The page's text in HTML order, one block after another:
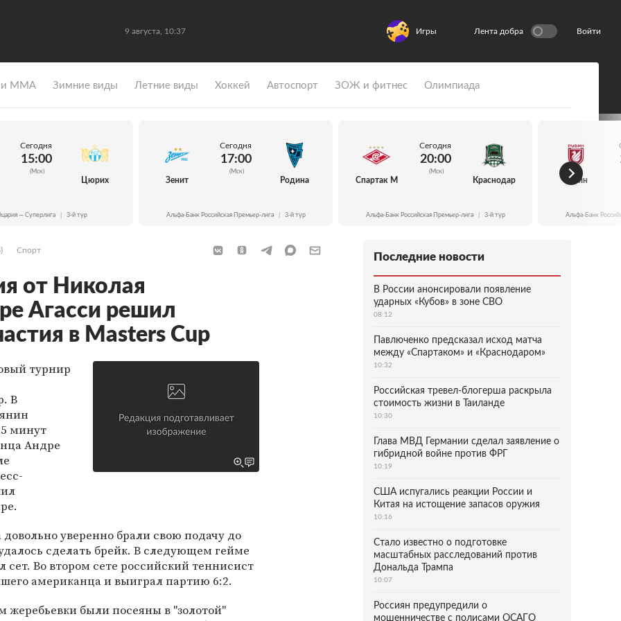
9 августа, 10:37 Игры Лента добра Войти
и ММА Зимние виды Летние виды Хоккей Автоспорт ЗОЖ и фитнес Олимпиада
Сегодня
15:00
(Мск)
Цюрих
— Суперлига 3-й тур
Зенит
Сегодня
17:00
(Мск)
Родина
Альфа-Банк Российская Премьер-лига 3-й тур
Спартак М
Сегодня
20:00
(Мск)
Краснодар
Альфа-Банк Российская Премьер-лига 3-й тур
Рубин
Альфа-Банк
Спорт
от Николая
Агасси решил
в Masters Cup
турнир
В
минут
Андре
уверенно брали свою подачу до
сделать брейк. В следующем гейме
сет. Во втором сете российский теннисист
американца и выиграл партию 6:2.
жеребьевки были посеяны в "золотой"
Последние новости
В России анонсировали появление
ударных «Кубов» в зоне СВО
08:12
Павлюченко предсказал исход матча
между «Спартаком» и «Краснодаром»
10:32
Российская тревел-блогерша раскрыла
стоимость жизни в Таиланде
10:30
Глава МВД Германии сделал заявление о
гибридной войне против ФРГ
10:19
США испугались реакции России и
Китая на истощение запасов оружия
10:16
Стало известно о подготовке
масштабных расследований против
Дональда Трампа
10:07
Россиян предупредили о
мошенничестве с полисами ОСАГО